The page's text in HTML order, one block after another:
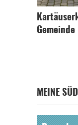
Gemeinde
MEINE